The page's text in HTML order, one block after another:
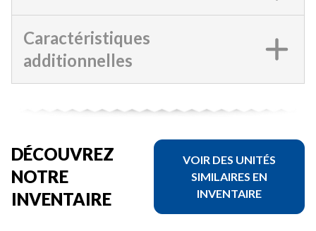
Caractéristiques
additionnelles
DÉCOUVREZ
NOTRE
INVENTAIRE
VOIR DES UNITÉS
SIMILAIRES EN
INVENTAIRE